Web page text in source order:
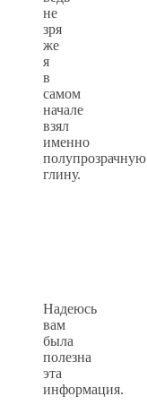
не
зря
же
я
в
самом
начале
взял
именно
полупрозрачную
глину.
Надеюсь
вам
была
полезна
эта
информация.